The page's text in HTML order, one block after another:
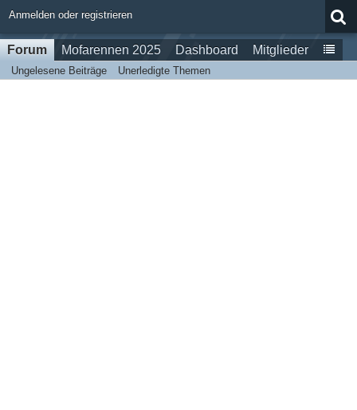
Anmelden oder registrieren
Forum Mofarennen 2025 Dashboard Mitglieder
Ungelesene Beiträge Unerledigte Themen